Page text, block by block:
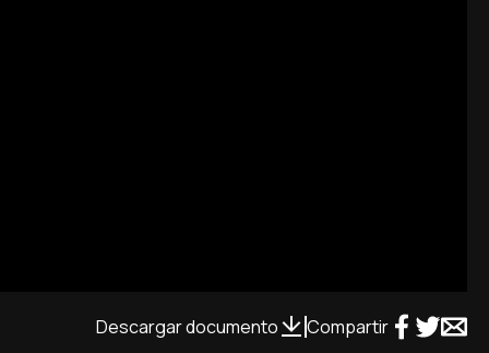
Descargar documento Compartir